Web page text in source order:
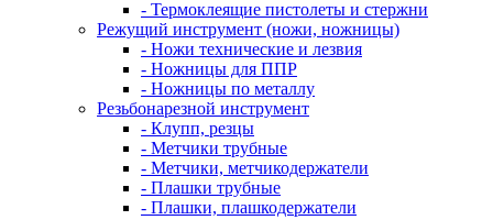
- Термоклеящие пистолеты и стержни
Режущий инструмент (ножи, ножницы)
- Ножи технические и лезвия
- Ножницы для ППР
- Ножницы по металлу
Резьбонарезной инструмент
- Клупп, резцы
- Метчики трубные
- Метчики, метчикодержатели
- Плашки трубные
- Плашки, плашкодержатели